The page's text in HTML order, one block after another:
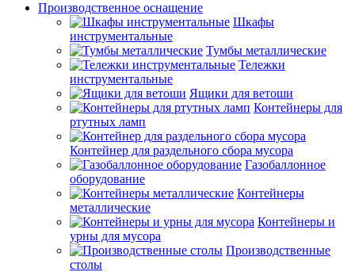
Производственное оснащение
Шкафы
инструментальные
Тумбы металлические
Тележки
инструментальные
Ящики для ветоши
Контейнеры для
ртутных ламп
Контейнер для раздельного сбора мусора
Газобаллонное
оборудование
Контейнеры
металлические
Контейнеры и
урны для мусора
Производственные
столы